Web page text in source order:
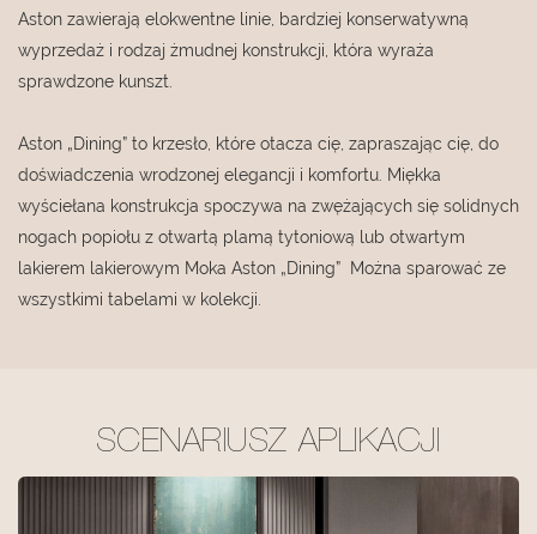
Aston zawierają elokwentne linie, bardziej konserwatywną
wyprzedaż i rodzaj żmudnej konstrukcji, która wyraża
sprawdzone kunszt.
Aston „Dining” to krzesło, które otacza cię, zapraszając cię, do
doświadczenia wrodzonej elegancji i komfortu. Miękka
wyściełana konstrukcja spoczywa na zwężających się solidnych
nogach popiołu z otwartą plamą tytoniową lub otwartym
lakierem lakierowym Moka Aston „Dining” Można sparować ze
wszystkimi tabelami w kolekcji.
SCENARIUSZ APLIKACJI